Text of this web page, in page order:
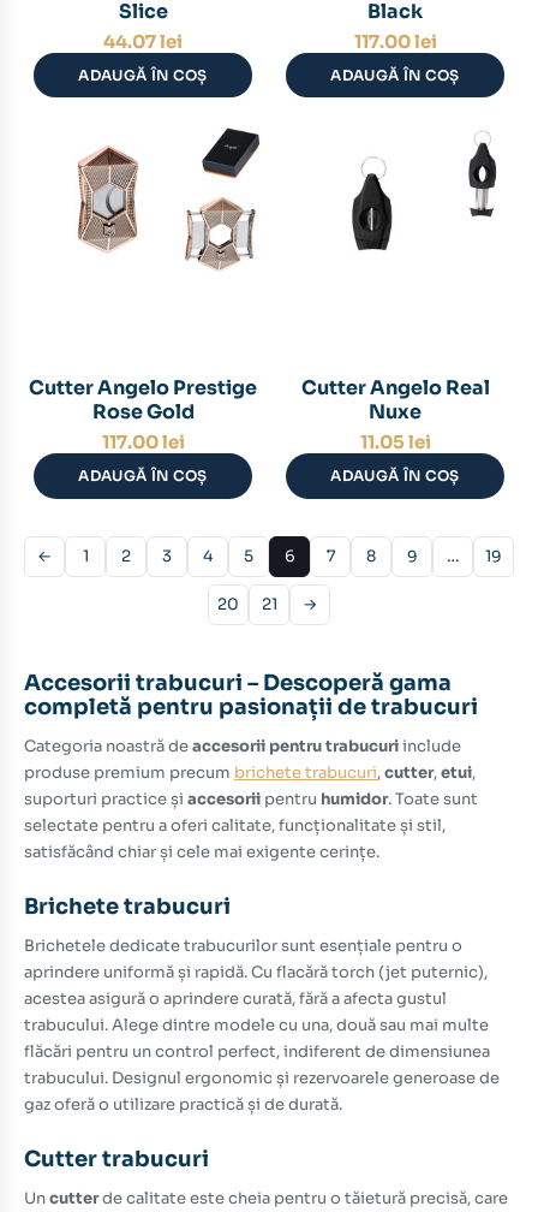
Slice
44.07lei
ADAUGĂ ÎN COȘ
Black
117.00lei
ADAUGĂ ÎN COȘ
Cutter Angelo Prestige
Rose Gold
117.00lei
ADAUGĂ ÎN COȘ
Cutter Angelo Real
Nuxe
11.05 lei
ADAUGĂ ÎN COȘ
← 1 2 3 4 5 6 7 8 9 … 19
20 21 →
Accesorii trabucuri – Descoperă gama
completă pentru pasionații de trabucuri
Categoria noastră deaccesorii pentru trabucuriinclude
produse premium precum brichete trabucuri,cutter,etui,
suporturi practice și accesorii pentru humidor. Toate sunt
selectate pentru a oferi calitate, funcționalitate și stil,
satisfăcând chiar și cele mai exigente cerințe.
Brichete trabucuri
Brichetele dedicate trabucurilor sunt esențiale pentru o
aprindere uniformă și rapidă. Cu flacără torch (jet puternic),
acestea asigură o aprindere curată, fără a afecta gustul
trabucului. Alege dintre modele cu una, două sau mai multe
flăcări pentru un control perfect, indiferent de dimensiunea
trabucului. Designul ergonomic și rezervoarele generoase de
gaz oferă o utilizare practică și de durată.
Cutter trabucuri
Uncutterde calitate este cheia pentru o tăietură precisă, care